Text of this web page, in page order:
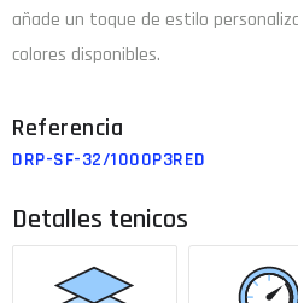
añade un toque de estilo
colores disponibles.
DRP-SF-32/1000P3RED
Detalles tenicos